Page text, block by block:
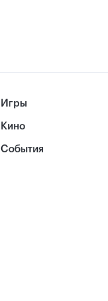
Игры
Кино
События